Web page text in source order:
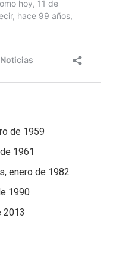
de 1959
1961
enero de 1982
1990
2013